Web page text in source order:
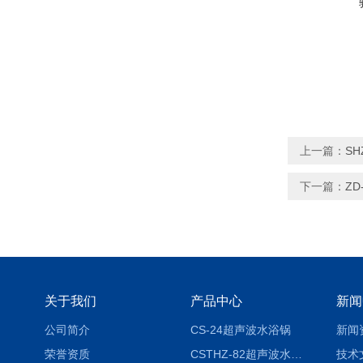
上一篇：
下一篇：
关于我们
公司简介
荣誉资质
产品中心
CS-24超声波水浴锅
新
新闻
技术